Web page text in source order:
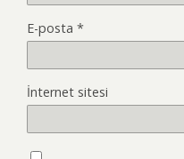
E-posta *
İnternet sitesi